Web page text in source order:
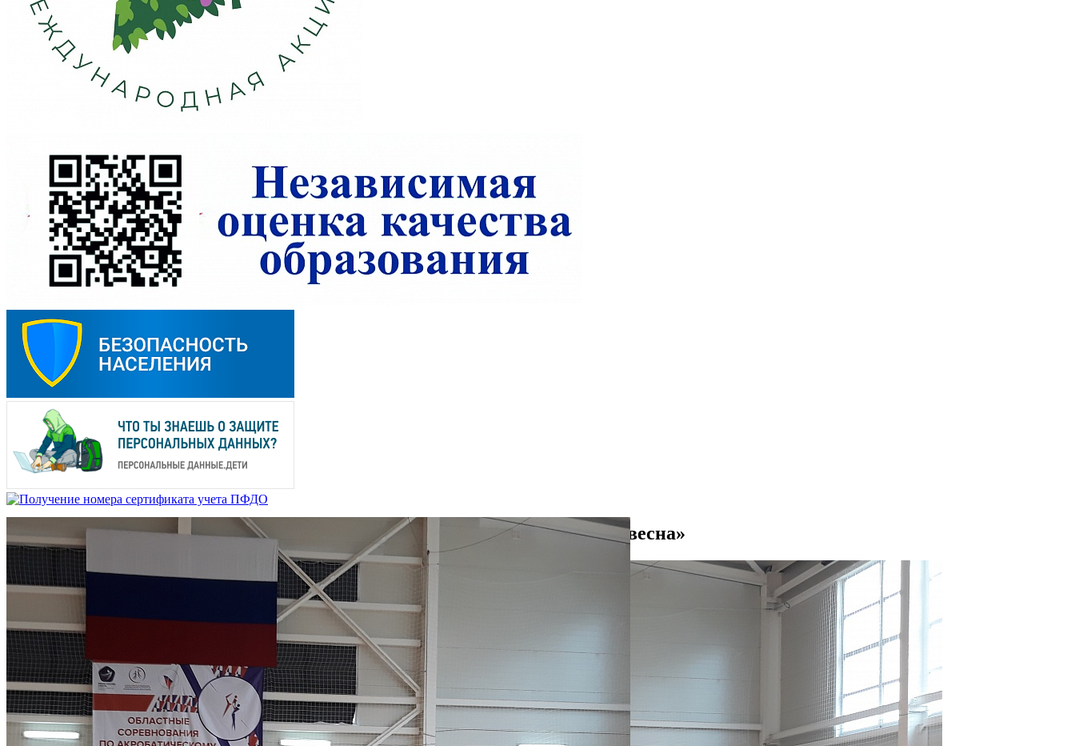
Областные соревнования по акробатическому рок-н-роллу «Янтарная весна»